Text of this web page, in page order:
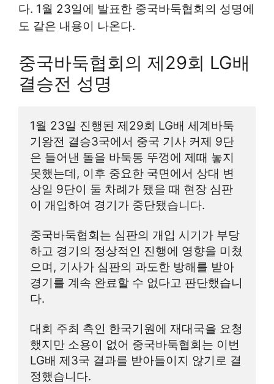
다. 1월 23일에 발표한 중국바둑협회의 성명에
도 같은 내용이 나온다.
중국바둑협회의 제29회 LG배
결승전 성명
1월 23일 진행된 제29회 LG배 세계바둑
기왕전 결승3국에서 중국 기사 커제 9단
은 들어낸 돌을 바둑통 뚜껑에 제때 놓지
못했는데, 이후 중요한 국면에서 상대 변
상일 9단이 둘 차례가 됐을 때 현장 심판
이 개입하여 경기가 중단됐습니다.
중국바둑협회는 심판의 개입 시기가 부당
하고 경기의 정상적인 진행에 영향을 미쳤
으며, 기사가 심판의 과도한 방해를 받아
경기를 계속 완료할 수 없다고 판단했습니
다.
대회 주최 측인 한국기원에 재대국을 요청
했지만 소용이 없어 중국바둑협회는 이번
LG배 제3국 결과를 받아들이지 않기로 결
정했습니다.